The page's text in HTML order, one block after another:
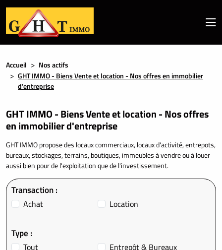
Accueil
Nos actifs
GHT IMMO - Biens Vente et location - Nos offres en immobilier
d'entreprise
GHT IMMO - Biens Vente et location - Nos offres
en immobilier d'entreprise
GHT IMMO propose des locaux commerciaux, locaux d'activité, entrepots,
bureaux, stockages, terrains, boutiques, immeubles à vendre ou à louer
aussi bien pour de l'exploitation que de l'investissement.
Transaction :
Achat Location
Type :
Tout
Entrepôt & Bureaux